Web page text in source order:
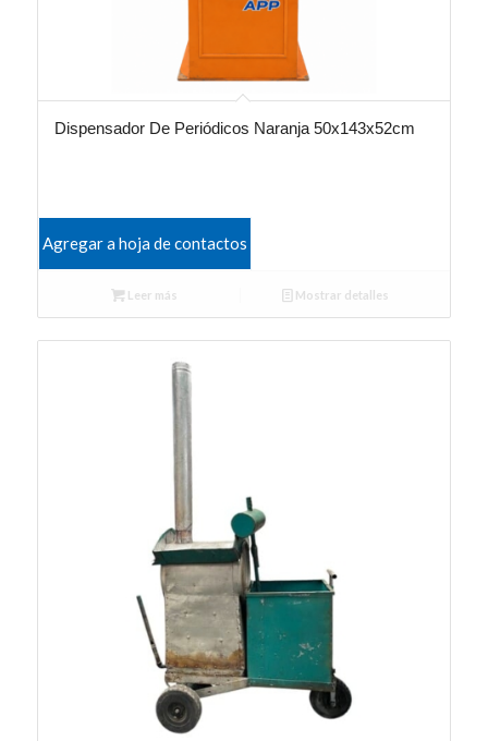
Dispensador De Periódicos Naranja 50x143x52cm
Agregar a hoja de contactos
Leer más Mostrar detalles